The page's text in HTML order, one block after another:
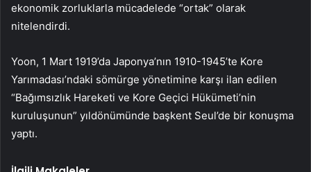
ekonomik zorluklarla mücadelede “ortak” olarak
nitelendirdi.
Yoon, 1 Mart 1919’da Japonya’nın 1910-1945’te Kore
Yarımadası’ndaki sömürge yönetimine karşı ilan edilen
“Bağımsızlık Hareketi ve Kore Geçici Hükümeti’nin
kuruluşunun” yıldönümünde başkent Seul’de bir konuşma
yaptı.